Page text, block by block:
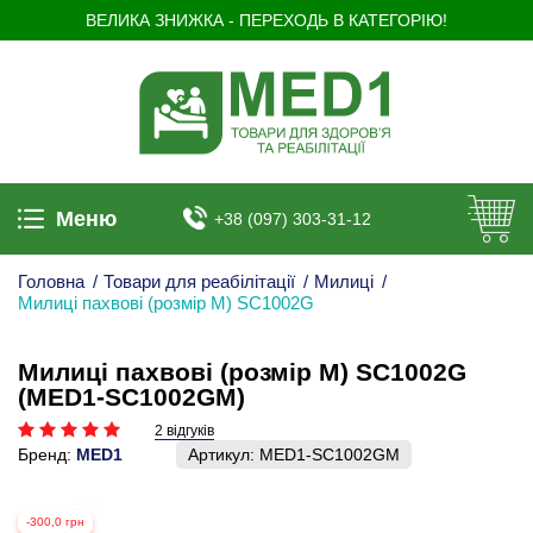
ВЕЛИКА ЗНИЖКА - ПЕРЕХОДЬ В КАТЕГОРІЮ!
Меню +38 (097) 303-31-12
Головна / Товари для реабілітації / Милиці /
Милиці пахвові (розмір M) SC1002G
Милиці пахвові (розмір M) SC1002G
(MED1-SC1002GM)
2 відгуків
Бренд: MED1 Артикул: MED1-SC1002GM
-300,0 грн